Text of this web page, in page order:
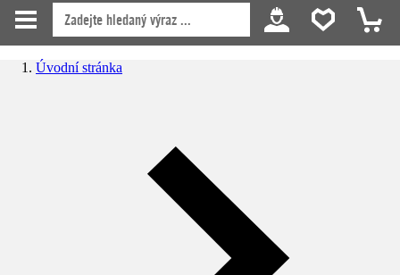
Úvodní stránka